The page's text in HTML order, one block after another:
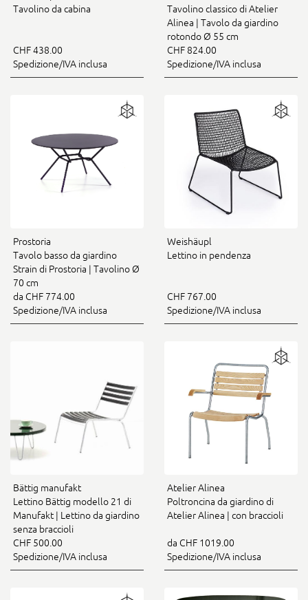
Tavolino da cabina
CHF 438.00
Spedizione/IVA inclusa
Tavolino classico di Atelier
Alinea | Tavolo da giardino
rotondo Ø 55 cm
CHF 824.00
Spedizione/IVA inclusa
Prostoria
Tavolo basso da giardino
Strain di Prostoria | Tavolino Ø
70 cm
da CHF 774.00
Spedizione/IVA inclusa
Weishäupl
Lettino in pendenza
CHF 767.00
Spedizione/IVA inclusa
Bättig manufakt
Lettino Bättig modello 21 di
Manufakt | Lettino da giardino
senza braccioli
CHF 500.00
Spedizione/IVA inclusa
Atelier Alinea
Poltroncina da giardino di
Atelier Alinea | con braccioli
da CHF 1019.00
Spedizione/IVA inclusa